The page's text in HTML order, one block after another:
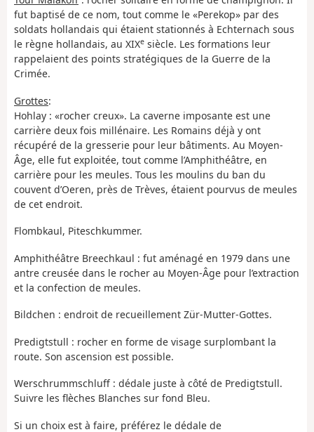
fut baptisé de ce nom, tout comme le «Perekop» par des
soldats hollandais qui étaient stationnés à Echternach sous
le règne hollandais, au XIXe siècle. Les formations leur
rappelaient des points stratégiques de la Guerre de la
Crimée.
Grottes:
Hohlay : «rocher creux». La caverne imposante est une
carrière deux fois millénaire. Les Romains déjà y ont
récupéré de la gresserie pour leur bâtiments. Au Moyen-
Âge, elle fut exploitée, tout comme l’Amphithéâtre, en
carrière pour les meules. Tous les moulins du ban du
couvent d’Oeren, près de Trèves, étaient pourvus de meules
de cet endroit.
Flombkaul, Piteschkummer.
Amphithéâtre Breechkaul : fut aménagé en 1979 dans une
antre creusée dans le rocher au Moyen-Âge pour l’extraction
et la confection de meules.
Bildchen : endroit de recueillement Zür-Mutter-Gottes.
Predigtstull : rocher en forme de visage surplombant la
route. Son ascension est possible.
Werschrummschluff : dédale juste à côté de Predigtstull.
Suivre les flèches Blanches sur fond Bleu.
Si un choix est à faire, préférez le dédale de